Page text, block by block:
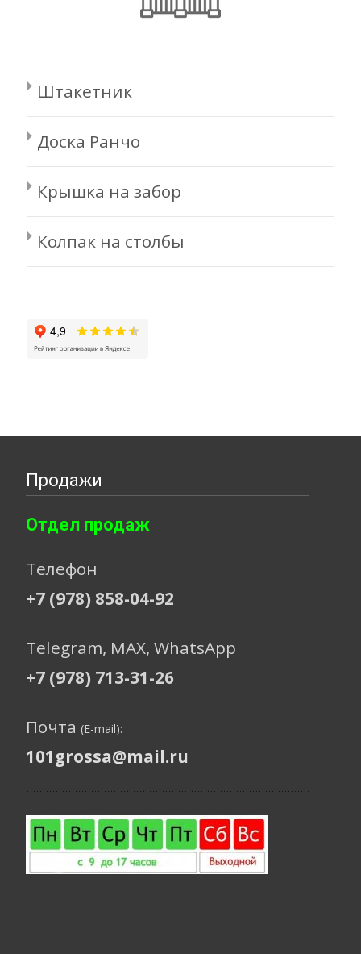
Штакетник
Доска Ранчо
Крышка на забор
Колпак на столбы
Продажи
Отдел продаж
Телефон
+7 (978) 858-04-92
Telegram, МАХ, WhatsApp
+7 (978) 713-31-26
Почта (E-mail):
101grossa@mail.ru